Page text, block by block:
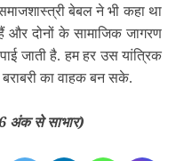
बेबल ने भी कहा था
और दोनों के सामाजिक जागरण
जाती है. हम हर उस यांत्रिक
का वाहक बन सके.
अंक से साभार)